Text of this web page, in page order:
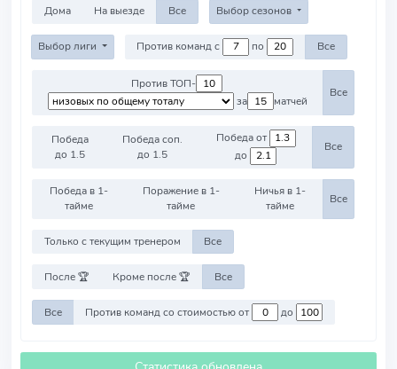
Дома На выезде Все Выбор сезонов
Выбор лиги Против команд с по Все
Против ТОП-
за
матчей
Все
Победа
до 1.5
Победа соп.
до 1.5
Победа от
до
Все
Победа в 1-
тайме
Поражение в 1-
тайме
Ничья в 1-
тайме
Все
Только с текущим тренером Все
После 🏆 Кроме после 🏆 Все
Все Против команд со стоимостью от до